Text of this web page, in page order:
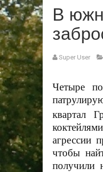
В
Super User
Четыре
квартал
агрессии
чтобы
получили